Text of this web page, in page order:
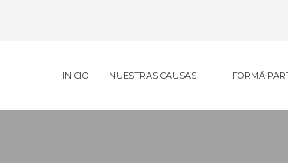
INICIO NUESTRAS CAUSAS FORMÁ